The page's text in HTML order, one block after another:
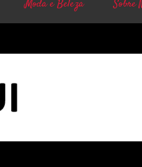
Moda e Beleza Sobre